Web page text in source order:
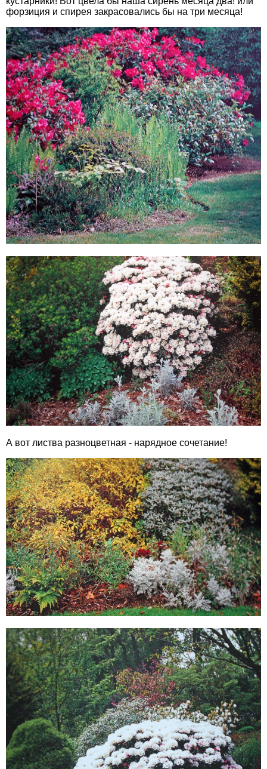
форзиция и спирея закрасовались бы на три месяца!
А вот листва разноцветная - нарядное сочетание!